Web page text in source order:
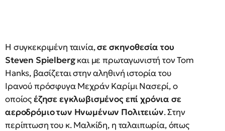
Η συγκεκριμένη ταινία,σε σκηνοθεσία του
Steven Spielbergκαι με πρωταγωνιστή τον Tom
Hanks, βασίζεται στην αληθινή ιστορία του
Ιρανού πρόσφυγα Μεχράν Καρίμι Νασερί, ο
οποίοςέζησε εγκλωβισμένος επί χρόνια σε
αεροδρόμιο των Ηνωμένων Πολιτειών. Στην
περίπτωση του κ. Μαλκίδη, η ταλαιπωρία, όπως